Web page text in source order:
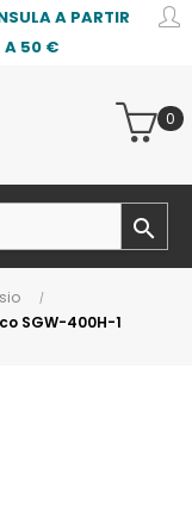
A PARTIR
A 50 €
search
0
SGW-400H-1